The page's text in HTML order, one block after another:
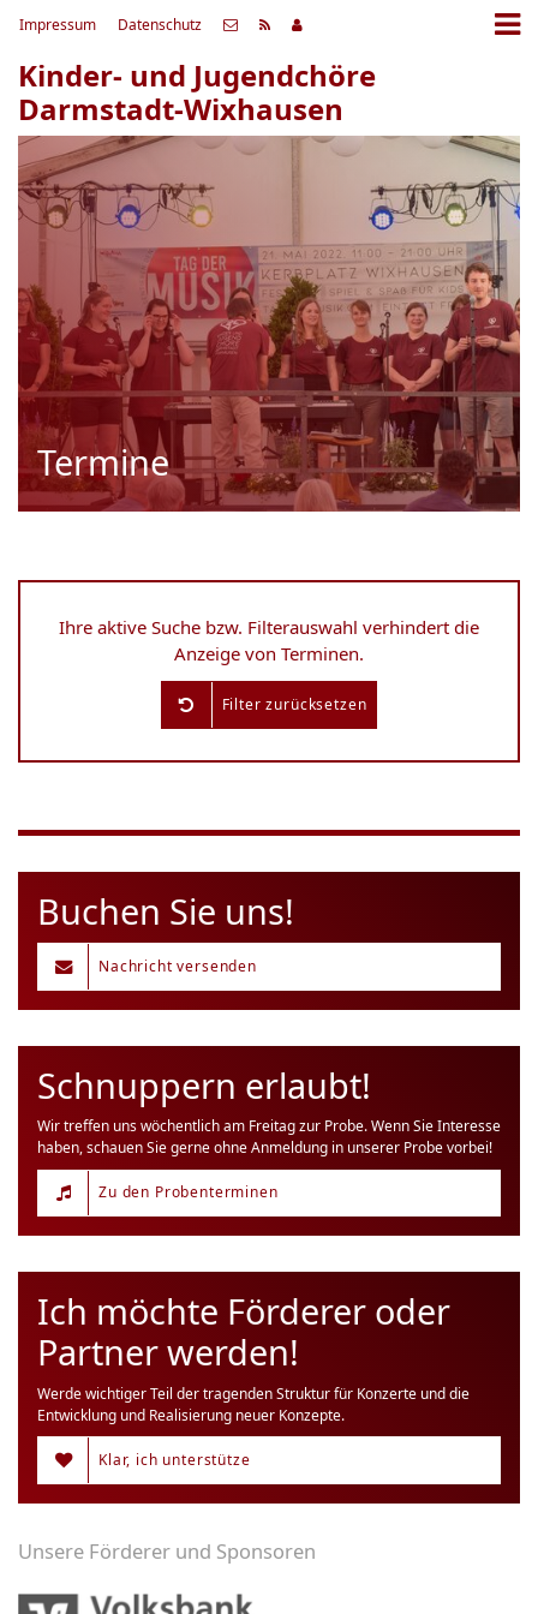
Impressum Datenschutz
Kinder- und Jugendchöre
Darmstadt-Wixhausen
Termine
Ihre aktive Suche bzw. Filterauswahl verhindert die
Anzeige von Terminen.
Filter zurücksetzen
Buchen Sie uns!
Nachricht versenden
Schnuppern erlaubt!
Wir treffen uns wöchentlich am Freitag zur Probe. Wenn Sie Interesse
haben, schauen Sie gerne ohne Anmeldung in unserer Probe vorbei!
Zu den Probenterminen
Ich möchte Förderer oder
Partner werden!
Werde wichtiger Teil der tragenden Struktur für Konzerte und die
Entwicklung und Realisierung neuer Konzepte.
Klar, ich unterstütze
Unsere Förderer und Sponsoren